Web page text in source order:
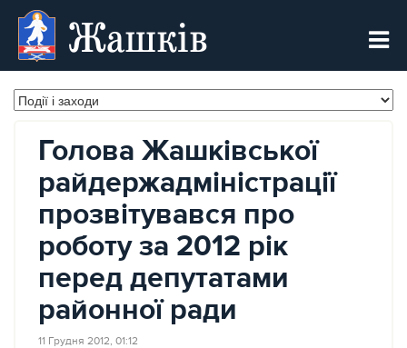
Жашків
Голова Жашківської
райдержадміністрації
прозвітувався про
роботу за 2012 рік
перед депутатами
районної ради
11 Грудня 2012, 01:12